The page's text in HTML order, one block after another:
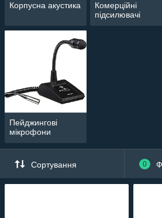
Корпусна акустика
Комерційні
підсилювачі
Пейджингові
мікрофони
Сортування 0